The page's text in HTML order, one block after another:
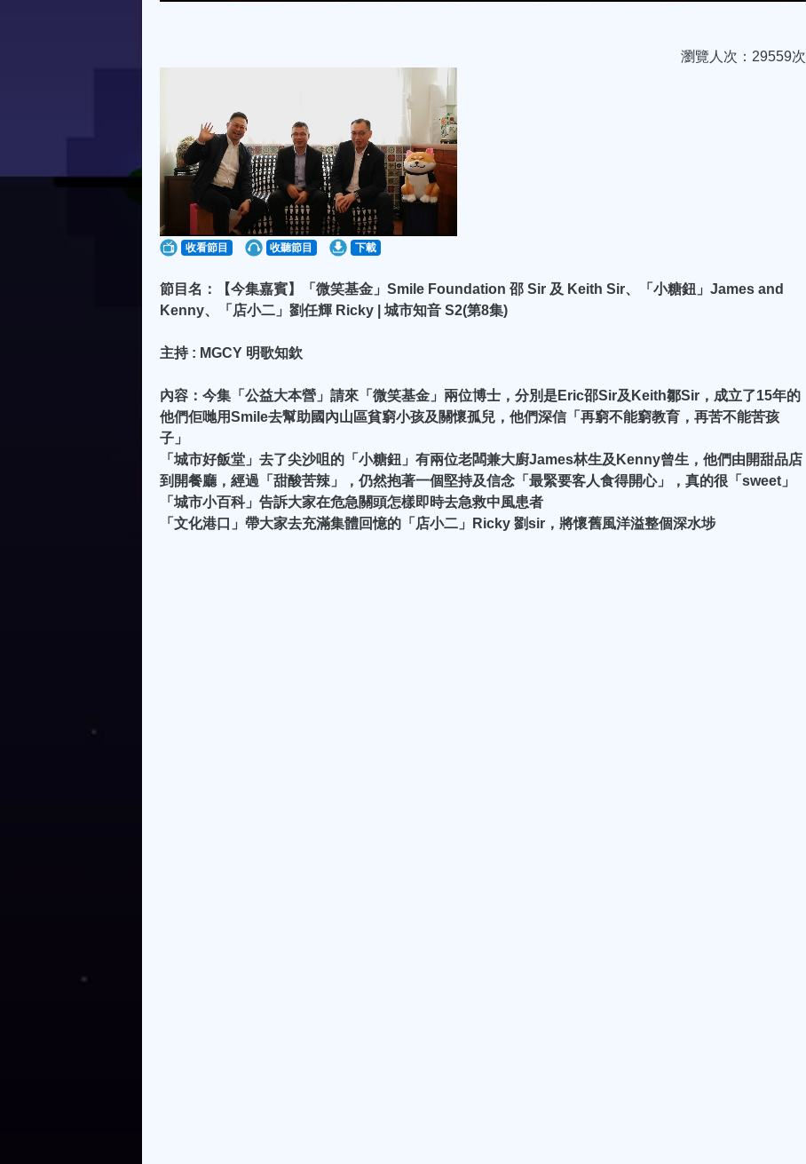
瀏覽人次：29559次
收看節目 收聽節目 下載
節目名：【今集嘉賓】「微笑基金」Smile Foundation 邵 Sir 及 Keith Sir、「小糖鈕」James and
Kenny、「店小二」劉任輝 Ricky | 城市知音 S2(第8集)
主持 : MGCY 明歌知欽
內容：今集「公益大本營」請來「微笑基金」兩位博士，分別是Eric邵Sir及Keith鄒Sir，成立了15年的
他們佢哋用Smile去幫助國內山區貧窮小孩及關懷孤兒，他們深信「再窮不能窮教育，再苦不能苦孩
子」
「城市好飯堂」去了尖沙咀的「小糖鈕」有兩位老闆兼大廚James林生及Kenny曾生，他們由開甜品店
到開餐廳，經過「甜酸苦辣」，仍然抱著一個堅持及信念「最緊要客人食得開心」，真的很「sweet」
「城市小百科」告訴大家在危急關頭怎樣即時去急救中風患者
「文化港口」帶大家去充滿集體回憶的「店小二」Ricky 劉sir，將懷舊風洋溢整個深水埗